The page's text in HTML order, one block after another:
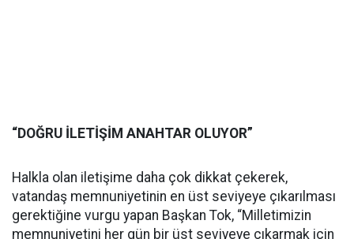
“DOĞRU İLETİŞİM ANAHTAR OLUYOR”
Halkla olan iletişime daha çok dikkat çekerek,
vatandaş memnuniyetinin en üst seviyeye çıkarılması
gerektiğine vurgu yapan Başkan Tok, “Milletimizin
memnuniyetini her gün bir üst seviyeye çıkarmak için